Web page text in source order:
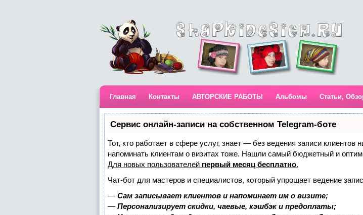
Главная Контакты АВТОРСКИЕ РАБОТЫ Альбомы Статьи,
Сервис онлайн-записи на собственном Telegram-боте
Тот, кто работает в сфере услуг, знает — без ведения записи
напоминать клиентам о визитах тоже. Нашли самый бюджетный и
Для новых пользователей первый месяц бесплатно.
Чат-бот для мастеров и специалистов, который упрощает ведение
— Сам записывает клиентов и напоминает им о визите;
— Персонализирует скидки, чаевые, кэшбэк и предоплаты;